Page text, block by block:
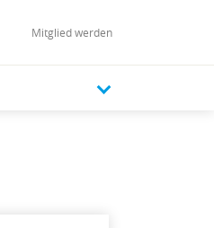
Mitglied werden